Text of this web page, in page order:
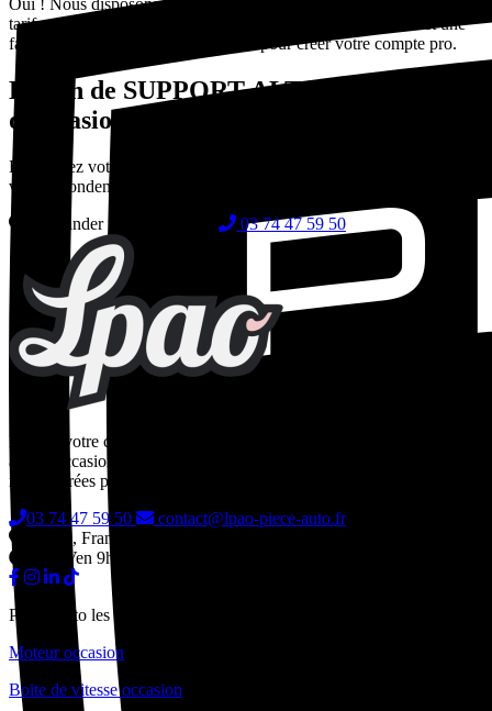
Oui ! Nous disposons d'un espace professionnel dédié avec des
tarifs préférentiels, un interlocuteur dédié, des devis express et une
facturation adaptée. Contactez-nous pour créer votre compte pro.
Besoin de SUPPORT ALTERNATEUR
d'occasion ?
Demandez votre devis gratuit en quelques secondes. Nos experts
vous répondent sous 24-48h.
Demander un devis gratuit
03 74 47 59 50
LPAO, votre casse auto en ligne spécialisée dans la vente de pièces
auto d'occasion toutes marques. Pièces contrôlées, garanties 24
mois, livrées partout en France.
03 74 47 59 50
contact@lpao-piece-auto.fr
Alsace, France
Lun-Ven 9h-18h
Pièces auto les plus vendues
Moteur occasion
Boite de vitesse occasion